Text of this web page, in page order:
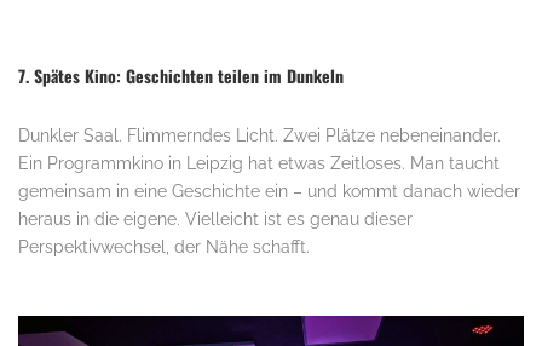
7. Spätes Kino: Geschichten teilen im Dunkeln
Dunkler Saal. Flimmerndes Licht. Zwei Plätze nebeneinander.
Ein Programmkino in Leipzig hat etwas Zeitloses. Man taucht
gemeinsam in eine Geschichte ein – und kommt danach wieder
heraus in die eigene. Vielleicht ist es genau dieser
Perspektivwechsel, der Nähe schafft.